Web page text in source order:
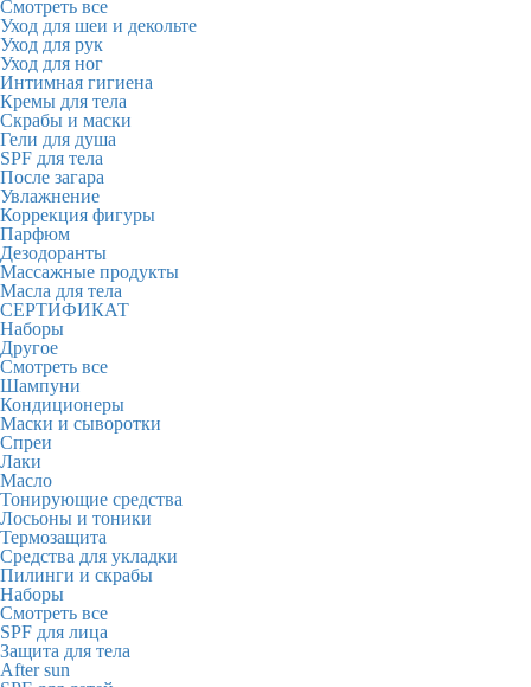
Смотреть все
Уход для шеи и декольте
Уход для рук
Уход для ног
Интимная гигиена
Кремы для тела
Скрабы и маски
Гели для душа
SPF для тела
После загара
Увлажнение
Коррекция фигуры
Парфюм
Дезодоранты
Массажные продукты
Масла для тела
СЕРТИФИКАТ
Наборы
Другое
Смотреть все
Шампуни
Кондиционеры
Маски и сыворотки
Спреи
Лаки
Масло
Тонирующие средства
Лосьоны и тоники
Термозащита
Средства для укладки
Пилинги и скрабы
Наборы
Смотреть все
SPF для лица
Защита для тела
After sun